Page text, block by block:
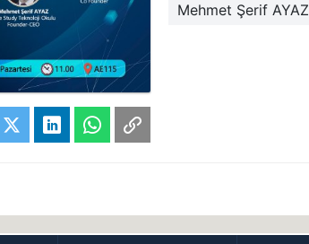
Mehmet Şerif AYAZ